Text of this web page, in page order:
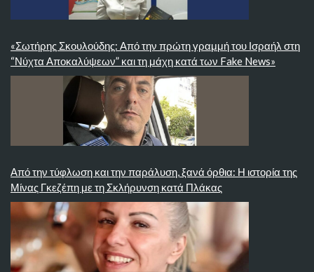
«Σωτήρης Σκουλούδης: Από την πρώτη γραμμή του Ισραήλ στη
“Νύχτα Αποκαλύψεων” και τη μάχη κατά των Fake News»
Από την τύφλωση και την παράλυση, ξανά όρθια: Η ιστορία της
Μίνας Γκεζέπη με τη Σκλήρυνση κατά Πλάκας